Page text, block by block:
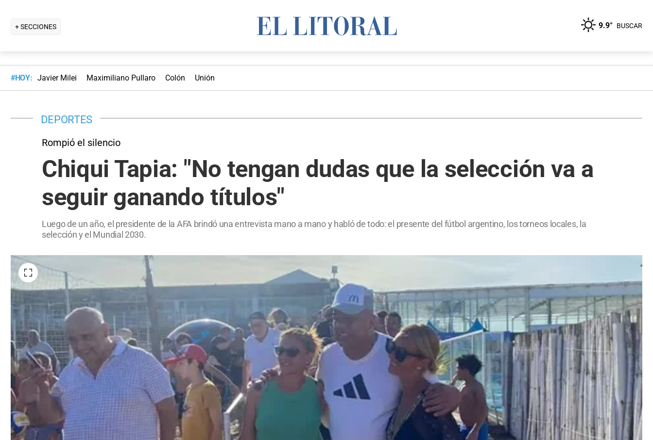
+ SECCIONES 9.9° BUSCAR
#HOY: Javier Milei Maximiliano Pullaro Colón Unión
DEPORTES
Rompió el silencio
Chiqui Tapia: "No tengan dudas que la selección va a
seguir ganando títulos"
Luego de un año, el presidente de la AFA brindó una entrevista mano a mano y habló de todo: el presente del fútbol argentino, los torneos locales, la
selección y el Mundial 2030.